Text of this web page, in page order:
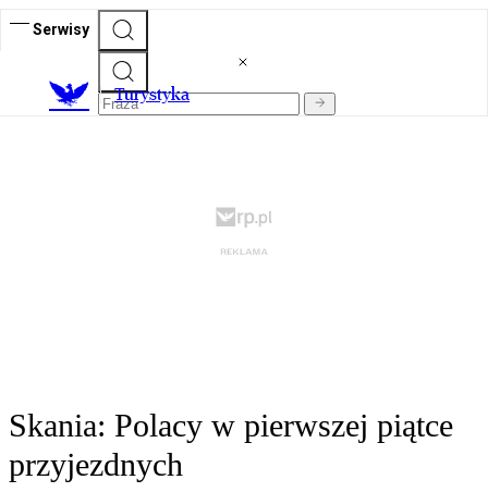
Serwisy
Turystyka
Skania: Polacy w pierwszej piątce
przyjezdnych